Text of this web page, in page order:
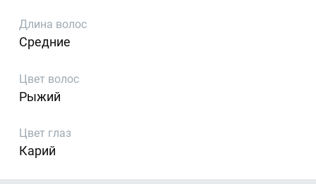
Длина волос
Средние
Цвет волос
Рыжий
Цвет глаз
Карий